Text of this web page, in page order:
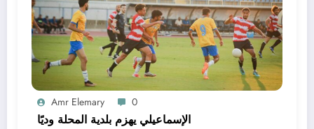
Amr Elemary 0
الإسماعيلي يهزم بلدية المحلة وديًا